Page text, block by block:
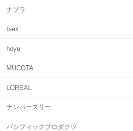
ナプラ
b-ex
hoyu
MUCOTA
LOREAL
ナンバースリー
パシフィックプロダクツ